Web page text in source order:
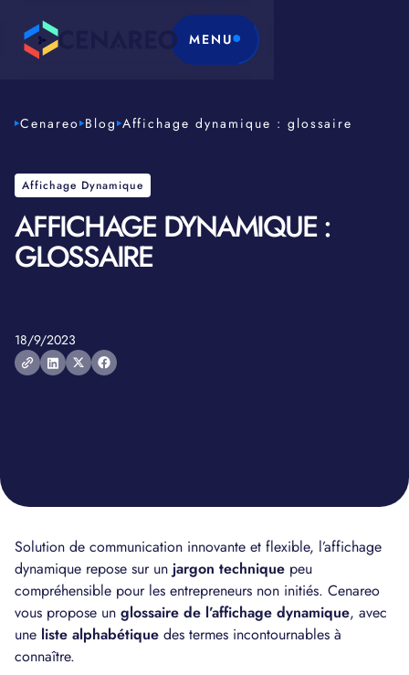
MENU
Cenareo Blog Affichage dynamique : glossaire
Affichage Dynamique
AFFICHAGE DYNAMIQUE :
GLOSSAIRE
18/9/2023
Solution de communication innovante et flexible, l’affichage
dynamique repose sur un jargon technique peu
compréhensible pour les entrepreneurs non initiés. Cenareo
vous propose un glossaire de l’affichage dynamique, avec
une liste alphabétique des termes incontournables à
connaître.